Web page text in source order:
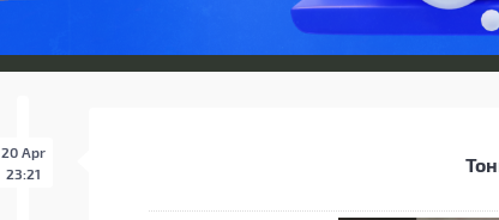
20 Apr
23:21